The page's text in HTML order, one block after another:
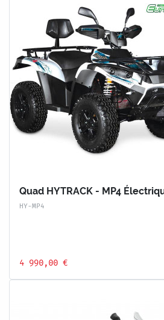
Quad HYTRACK - MP4
HY-MP4
4 990,00 €